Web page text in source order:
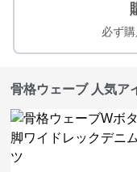
必ず
骨格ウェーブ 人気ア